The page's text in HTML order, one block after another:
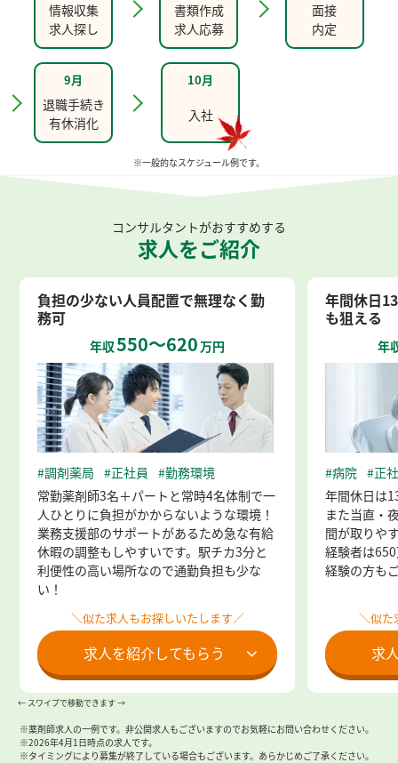
情報収集
求人探し
書類作成
求人応募
面接
内定
9月
退職手続き
有休消化
10月
入社
※一般的なスケジュール例です。
コンサルタントがおすすめする
求人をご紹介
負担の少ない人員配置で無理なく勤
務可
年収550～620万円
#調剤薬局 #正社員
#勤務環境
常勤薬剤師3名＋パートと常時4名体制で一
人ひとりに負担がかからないような環境！
業務支援部のサポートがあるため急な有給
休暇の調整もしやすいです。駅チカ3分と
利便性の高い場所なので通勤負担も少な
い！
＼似た求人もお探しいたします／
求人を紹介してもらう
年間休日
も狙える
年
#病院 #正
年間休日は
また当直・
間が取りや
経験者は
経験の方も
＼似た
求
※薬剤師求人の一例です。非公開求人もございますのでお気軽にお問い合わせください。
※2026年4月1日時点の求人です。
※タイミングにより募集が終了している場合もございます。あらかじめご了承ください。